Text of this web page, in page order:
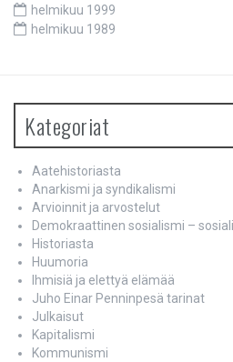
helmikuu 1999
helmikuu 1989
Kategoriat
Aatehistoriasta
Anarkismi ja syndikalismi
Arvioinnit ja arvostelut
Demokraattinen sosialismi –
Historiasta
Huumoria
Ihmisiä ja elettyä elämää
Juho Einar Penninpesä tarinat
Julkaisut
Kapitalismi
Kommunismi